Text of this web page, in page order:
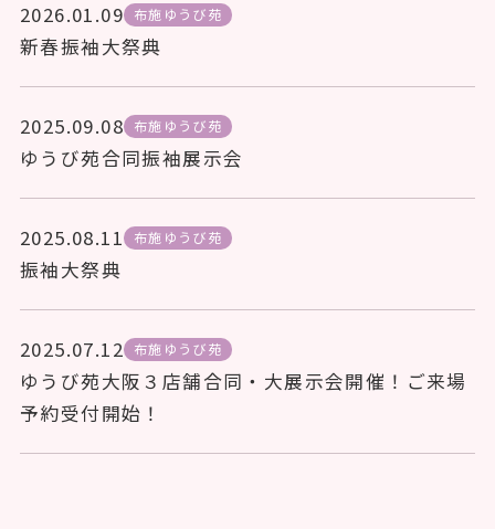
2026.01.09 布施ゆうび苑
新春振袖大祭典
2025.09.08 布施ゆうび苑
ゆうび苑合同振袖展示会
2025.08.11 布施ゆうび苑
振袖大祭典
2025.07.12 布施ゆうび苑
ゆうび苑大阪３店舗合同・大展示会開催！ご来場
予約受付開始！